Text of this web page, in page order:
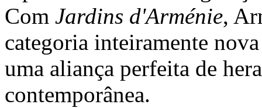
Com Jardins d'Arménie,
categoria inteiramente
uma aliança perfeita de
contemporânea.